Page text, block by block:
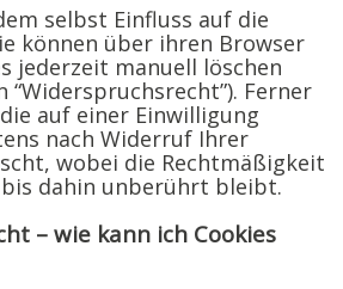
selbst Einfluss auf die
können über ihren Browser
jederzeit manuell löschen
“Widerspruchsrecht”). Ferner
auf einer Einwilligung
nach Widerruf Ihrer
wobei die Rechtmäßigkeit
dahin unberührt bleibt.
– wie kann ich Cookies